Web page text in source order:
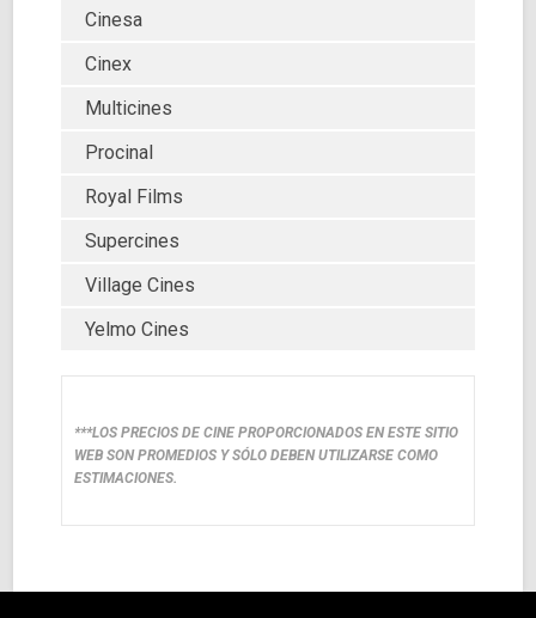
Cinesa
Cinex
Multicines
Procinal
Royal Films
Supercines
Village Cines
Yelmo Cines
***LOS PRECIOS DE CINE PROPORCIONADOS EN ESTE SITIO
WEB SON PROMEDIOS Y SÓLO DEBEN UTILIZARSE COMO
ESTIMACIONES.